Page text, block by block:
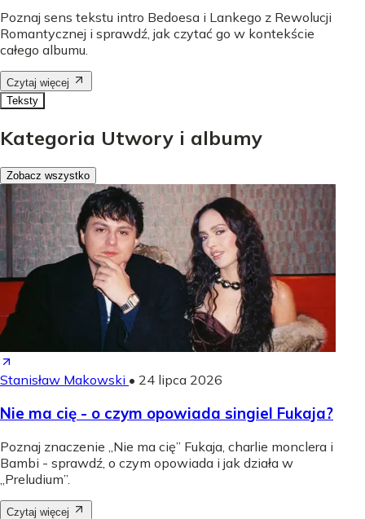
Poznaj sens tekstu intro Bedoesa i Lankego z Rewolucji
Romantycznej i sprawdź, jak czytać go w kontekście
całego albumu.
Czytaj więcej
Teksty
Kategoria Utwory i albumy
Zobacz wszystko
Stanisław Makowski • 24 lipca 2026
Nie ma cię - o czym opowiada singiel Fukaja?
Poznaj znaczenie „Nie ma cię” Fukaja, charlie monclera i
Bambi - sprawdź, o czym opowiada i jak działa w
„Preludium”.
Czytaj więcej